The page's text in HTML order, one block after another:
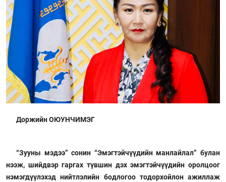
Доржийн ОЮУНЧИМЭГ
“Зууны мэдээ” сонин “Эмэгтэйчүүдийн манлайлал” булан
нээж, шийдвэр гаргах түвшин дэх эмэгтэйчүүдийн оролцоог
нэмэгдүүлэхэд нийтлэлийн бодлогоо тодорхойлон ажиллаж